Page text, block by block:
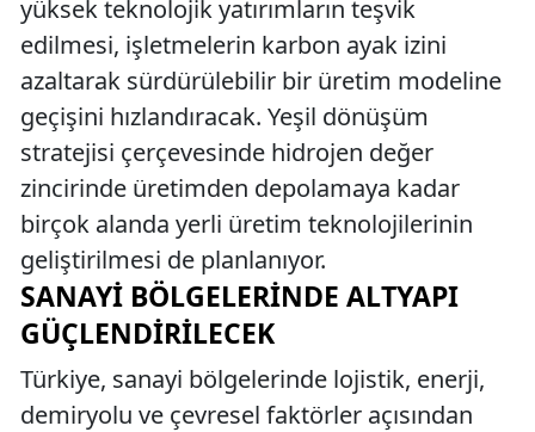
yüksek teknolojik yatırımların teşvik
edilmesi, işletmelerin karbon ayak izini
azaltarak sürdürülebilir bir üretim modeline
geçişini hızlandıracak. Yeşil dönüşüm
stratejisi çerçevesinde hidrojen değer
zincirinde üretimden depolamaya kadar
birçok alanda yerli üretim teknolojilerinin
geliştirilmesi de planlanıyor.
SANAYI BÖLGELERINDE ALTYAPI
GÜÇLENDIRILECEK
Türkiye, sanayi bölgelerinde lojistik, enerji,
demiryolu ve çevresel faktörler açısından